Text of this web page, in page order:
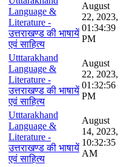
Language &
Literature -
उत्तराखण्ड की भाषायें
एवं साहित्य
August
22, 2023,
01:34:39
PM
Utttarakhand
Language &
Literature -
उत्तराखण्ड की भाषायें
एवं साहित्य
August
22, 2023,
01:32:56
PM
Utttarakhand
Language &
Literature -
उत्तराखण्ड की भाषायें
एवं साहित्य
August
14, 2023,
10:32:35
AM